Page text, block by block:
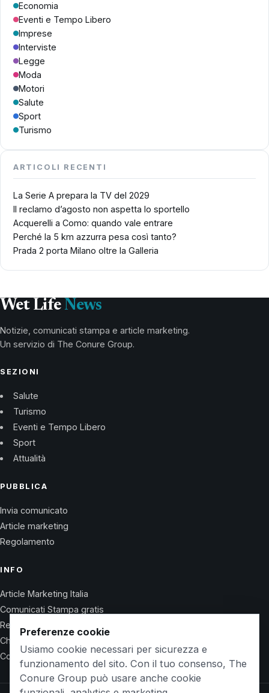
Economia
Eventi e Tempo Libero
Imprese
Interviste
Legge
Moda
Motori
Salute
Sport
Turismo
ARTICOLI RECENTI
La Serie A prepara la TV del 2029
Il reclamo d’agosto non aspetta lo sportello
Acquerelli a Como: quando vale entrare
Perché la 5 km azzurra pesa così tanto?
Prada 2 porta Milano oltre la Galleria
Wet Life News
Notizie, comunicati stampa e article marketing.
Un servizio di The Conure Group.
SEZIONI
Salute
Turismo
Eventi e Tempo Libero
Sport
Attualità
PUBBLICA
Invia comunicato
Article marketing
Regolamento
INFO
Article Marketing Italia
Comunicati Stampa gratis
Regolamento
Chi Siamo
Contatti
Preferenze cookie
Usiamo cookie necessari per sicurezza e
funzionamento del sito. Con il tuo consenso, The
Conure Group può usare anche cookie